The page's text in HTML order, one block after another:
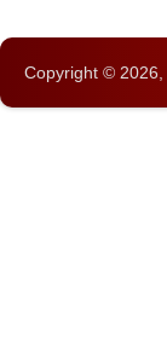
Copyright © 2026,